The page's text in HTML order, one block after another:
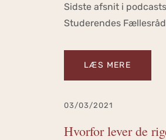
Sidste afsnit i
Studerendes
LÆS MERE
03/03/2021
Hvorfor lever de